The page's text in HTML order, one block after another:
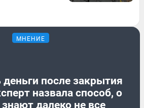
МНЕНИЕ
деньги после закрытия
назвала способ, о
далеко не все